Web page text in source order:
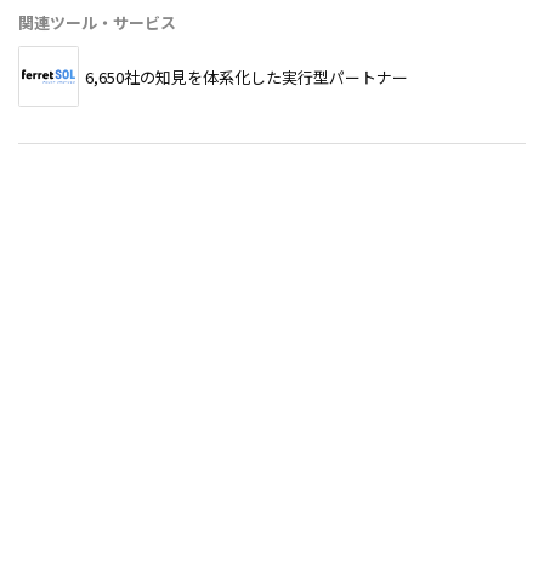
関連ツール・サービス
6,650社の知見を体系化した実行型パートナー